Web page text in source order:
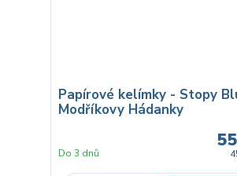
Papírové kelímky - Stopy
Modříkovy Hádanky
Do 3 dnů